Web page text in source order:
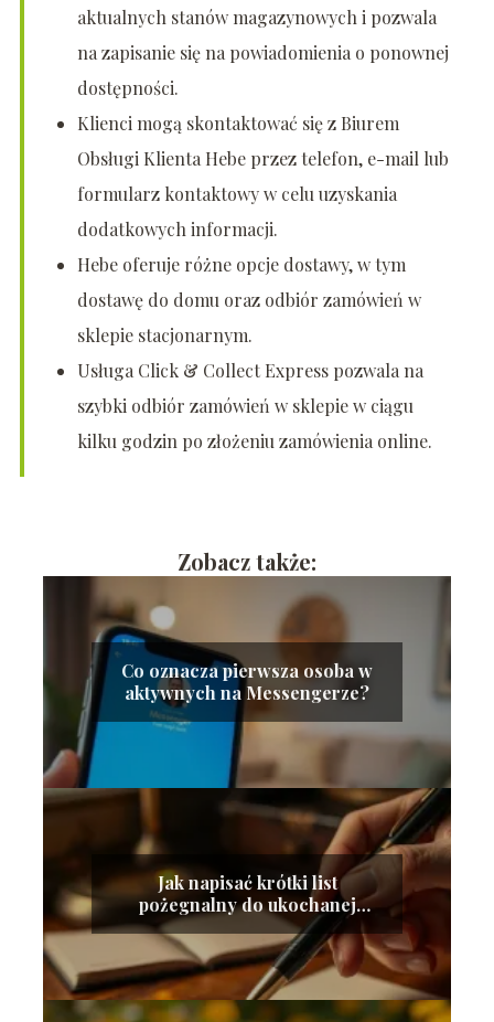
aktualnych stanów magazynowych i pozwala
na zapisanie się na powiadomienia o ponownej
dostępności.
Klienci mogą skontaktować się z Biurem
Obsługi Klienta Hebe przez telefon, e-mail lub
formularz kontaktowy w celu uzyskania
dodatkowych informacji.
Hebe oferuje różne opcje dostawy, w tym
dostawę do domu oraz odbiór zamówień w
sklepie stacjonarnym.
Usługa Click & Collect Express pozwala na
szybki odbiór zamówień w sklepie w ciągu
kilku godzin po złożeniu zamówienia online.
Zobacz także:
Co oznacza pierwsza osoba w
aktywnych na Messengerze?
Jak napisać krótki list
pożegnalny do ukochanej